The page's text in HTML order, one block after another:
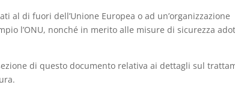
di fuori dell’Unione Europea o ad un’organizzazione
l’ONU, nonché in merito alle misure di sicurezza
di questo documento relativa ai dettagli sul